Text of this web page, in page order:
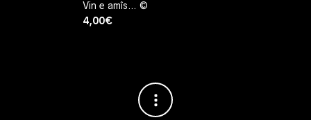
Vin e amîs… ©
4,00€